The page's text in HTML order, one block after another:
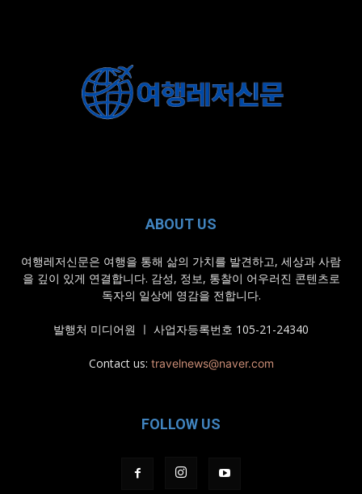
ABOUT US
여행레저신문은 여행을 통해 삶의 가치를 발견하고, 세상과 사람
을 깊이 있게 연결합니다. 감성, 정보, 통찰이 어우러진 콘텐츠로
독자의 일상에 영감을 전합니다.
발행처 미디어원 ㅣ 사업자등록번호 105-21-24340
Contact us: travelnews@naver.com
FOLLOW US